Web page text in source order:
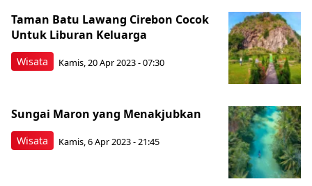
Wisata
Taman Batu Lawang Cirebon Cocok
Untuk Liburan Keluarga
Kamis, 20 Apr 2023 - 07:30
Wisata
Sungai Maron yang Menakjubkan
Kamis, 6 Apr 2023 - 21:45